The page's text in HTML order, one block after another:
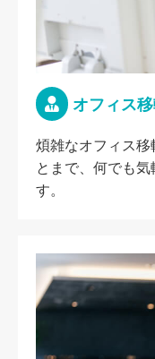
オフィス
煩雑なオフィス移
とまで、何でも
す。